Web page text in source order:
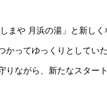
まや 月浜の湯」と新しく
かってゆっくりとしてい
りながら、新たなスター